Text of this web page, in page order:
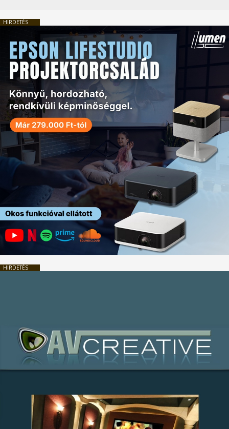
HIRDETÉS
HIRDETÉS